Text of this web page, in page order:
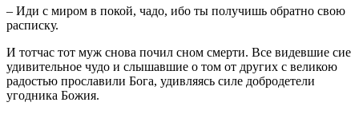
– Иди с миром в покой, чадо, ибо ты получишь обратно свою
расписку.
И тотчас тот муж снова почил сном смерти. Все видевшие сие
удивительное чудо и слышавшие о том от других с великою
радостью прославили Бога, удивляясь силе добродетели
угодника Божия.